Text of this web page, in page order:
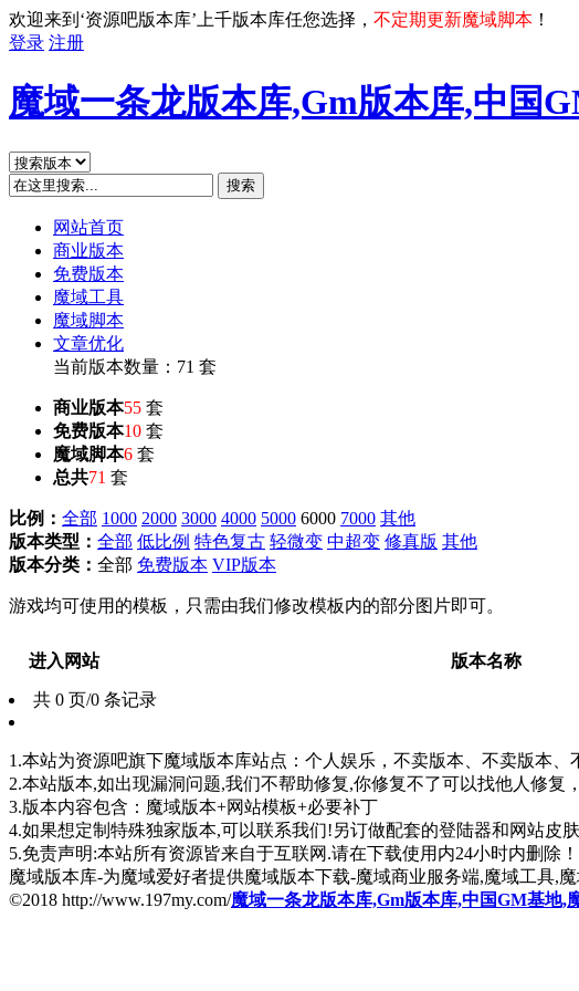
欢迎来到‘资源吧版本库’上千版本库任您选择， 不定期更新魔域脚本 ！
登录 注册
魔域一条龙版本库,Gm版本库,中国
搜索
网站首页
商业版本
免费版本
魔域工具
魔域脚本
文章优化
当前版本数量：71 套
商业版本55 套
免费版本10 套
魔域脚本6 套
总共71 套
比例： 全部 1000 2000 3000 4000 5000 6000 7000 其他
版本类型： 全部 低比例 特色复古 轻微变 中超变 修真版 其他
版本分类： 全部 免费版本 VIP版本
游戏均可使用的模板，只需由我们修改模板内的部分图片即可。
进入网站 版本名称
共 0 页/0 条记录
1.本站为资源吧旗下魔域版本库站点：个人娱乐，不卖版本、不卖版本、
2.本站版本,如出现漏洞问题,我们不帮助修复,你修复不了可以找他人修复
3.版本内容包含：魔域版本+网站模板+必要补丁
4.如果想定制特殊独家版本,可以联系我们!另订做配套的登陆器和网站皮肤
5.免责声明:本站所有资源皆来自于互联网.请在下载使用内24小时内删除
魔域版本库-为魔域爱好者提供魔域版本下载-魔域商业服务端,魔域工具,
©2018 http://www.197my.com/魔域一条龙版本库,Gm版本库,中国GM基地,